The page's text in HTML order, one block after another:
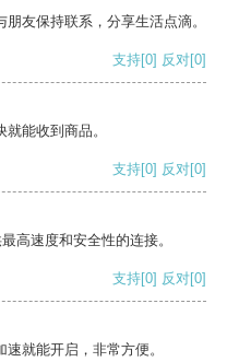
友保持联系，分享生活点滴。
支持[0] 反对[0]
能收到商品。
支持[0] 反对[0]
高速度和安全性的连接。
支持[0] 反对[0]
就能开启，非常方便。